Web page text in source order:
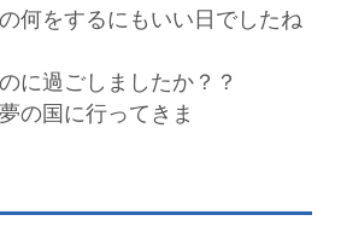
何をするにもいい日でしたね
に過ごしましたか？？
の国に行ってきま